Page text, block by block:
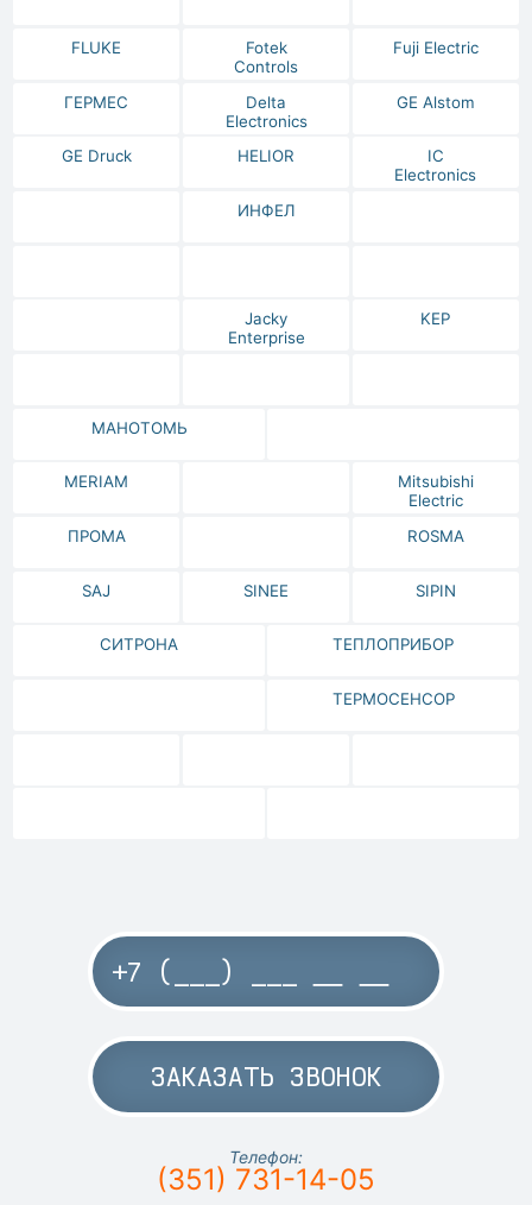
FLUKE
Fotek
Controls
Fuji Electric
ГЕРМЕС
Delta
Electronics
GE Alstom
GE Druck HELIOR
IC
Electronics
ИНФЕЛ
Jacky
Enterprise
KEP
МАНОТОМЬ
MERIAM
Mitsubishi
Electric
ПРОМА
ROSMA
SAJ SINEE SIPIN
СИТРОНА ТЕПЛОПРИБОР
ТЕРМОСЕНСОР
ЗАКАЗАТЬ ЗВОНОК
Телефон:
(351) 731-14-05